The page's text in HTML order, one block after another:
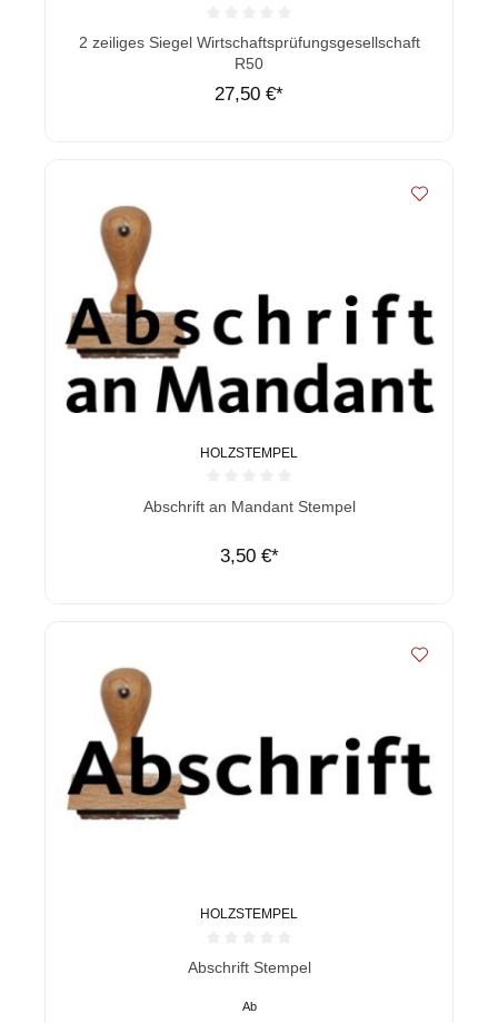
Durchschnittliche Bewertung von 0 von 5 Sternen
2 zeiliges Siegel Wirtschaftsprüfungsgesellschaft
R50
27,50 €*
HOLZSTEMPEL
Durchschnittliche Bewertung von 0 von 5 Sternen
Abschrift an Mandant Stempel
3,50 €*
HOLZSTEMPEL
Durchschnittliche Bewertung von 0 von 5 Sternen
Abschrift Stempel
Ab